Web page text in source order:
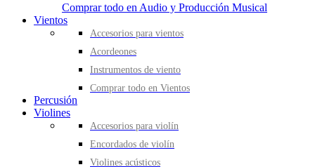
Comprar todo en Audio y Producción Musical
Vientos
Accesorios para vientos
Acordeones
Instrumentos de viento
Comprar todo en Vientos
Percusión
Violines
Accesorios para violín
Encordados de violín
Violines acústicos